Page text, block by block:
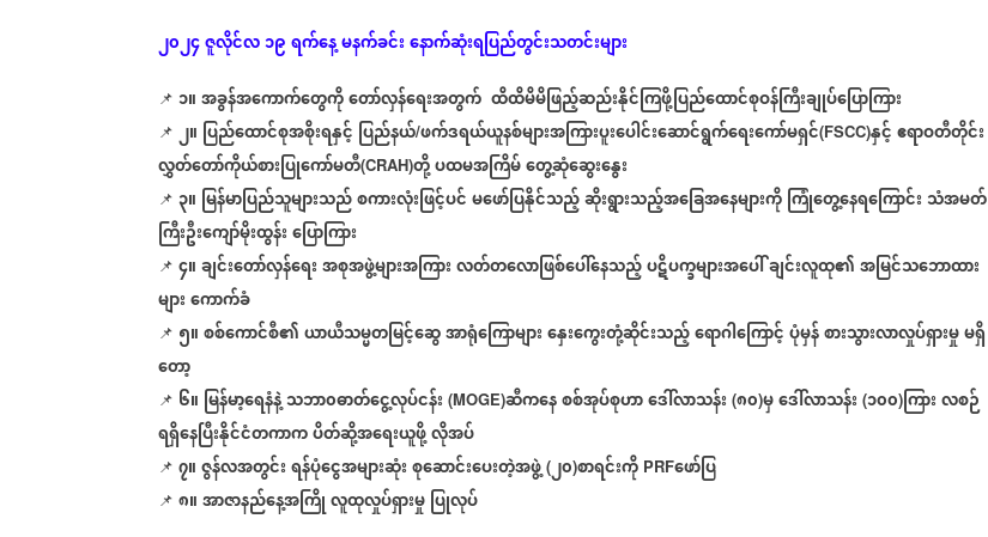
၂၀၂၄ဇူလိုင်လ၁၉ရက်နေ့မနက်ခင်းနောက်ဆုံးရပြည်တွင်းသတင်းများ
📌 ၁။အခွန်အကောက်တွေကိုတော်လှန်ရေးအတွက် ထိထိမိမိဖြည့်ဆည်းနိုင်ကြဖို့ပြည်ထောင်စုဝန်ကြီးချုပ်ပြောကြား
📌 ၂။ ပြည်ထောင်စုအစိုးရနှင့် ပြည်နယ်/ဖက်ဒရယ်ယူနစ်များအကြားပူးပေါင်းဆောင်ရွက်ရေးကော်မရှင်(FSCC)နှင့်ဧရာဝတီတိုင်း
လွှတ်တော်ကိုယ်စားပြုကော်မတီ(CRAH)တို့ပထမအကြိမ်တွေ့ဆုံဆွေးနွေး
📌 ၃။ မြန်မာပြည်သူများသည်စကားလုံးဖြင့်ပင်မဖော်ပြနိုင်သည့်ဆိုးရွားသည့်အခြေအနေများကိုကြုံတွေ့နေရကြောင်းသံအမတ်
ကြီးဦးကျော်မိုးထွန်းပြောကြား
📌 ၄။ချင်းတော်လှန်ရေးအစုအဖွဲ့များအကြားလတ်တလောဖြစ်ပေါ်နေသည့်ပဋိပက္ခများအပေါ်ချင်းလူထု၏အမြင်သဘောထား
များကောက်ခံ
📌 ၅။စစ်ကောင်စီ၏ယာယီသမ္မတမြင့်ဆွေအာရုံကြောများနှေးကွေးတုံ့ဆိုင်းသည့်ရောဂါကြောင့်ပုံမှန်စားသွားလာလှုပ်ရှားမှုမရှိ
တော့
📌 ၆။ မြန်မာ့ရေနံနဲ့သဘာ၀ဓာတ်ငွေ့လုပ်ငန်း (MOGE)ဆီကနေစစ်အုပ်စုဟာဒေါ်လာသန်း (၈၀)မှဒေါ်လာသန်း (၁၀၀)ကြားလစဉ်
ရရှိနေပြီးနိုင်ငံတကာကပိတ်ဆို့အရေးယူဖို့လိုအပ်
📌 ၇။ဇွန်လအတွင်းရန်ပုံငွေအများဆုံးစုဆောင်းပေးတဲ့အဖွဲ့ (၂၀)စာရင်းကို PRFဖော်ပြ
📌 ၈။အာဇာနည်နေ့အကြိုလူထုလှုပ်ရှားမှုပြုလုပ်